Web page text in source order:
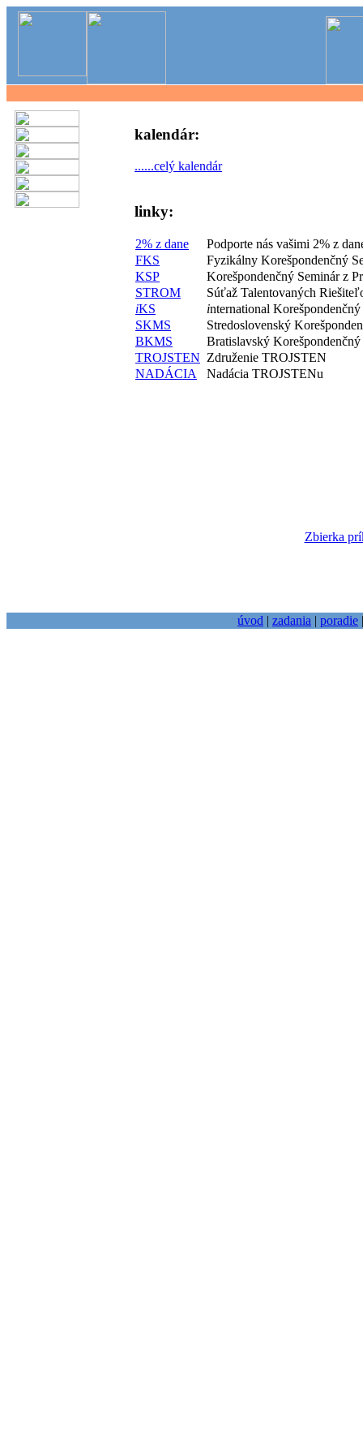
kalendár:
......celý kalendár
linky:
2% z dane
Podporte nás vašimi 2% z
FKS
Fyzikálny Korešpondenčný
KSP
Korešpondenčný Seminár z
STROM
Súťaž Talentovaných
iKS international Korešpondenčný
SKMS
Stredoslovenský
BKMS
Bratislavský
TROJSTEN Združenie TROJSTEN
NADÁCIA
Nadácia TROJSTENu
Zbierka
úvod | zadania | poradie